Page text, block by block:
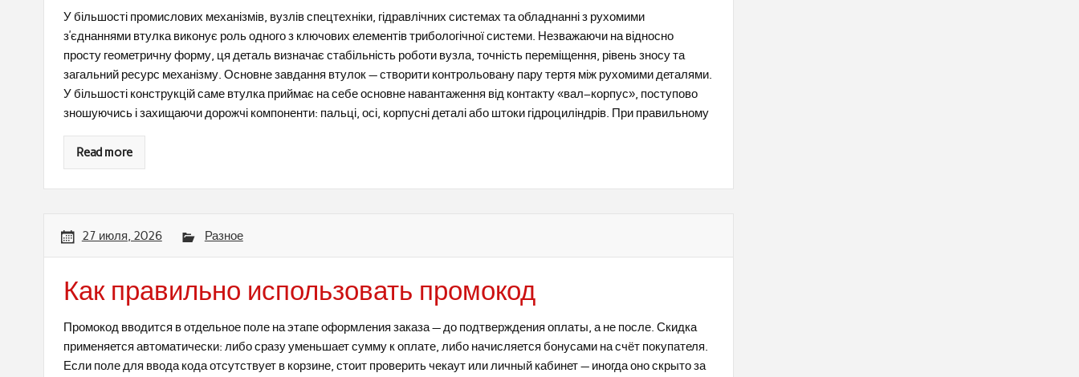
У більшості промислових механізмів, вузлів спецтехніки, гідравлічних системах та обладнанні з рухомими
з’єднаннями втулка виконує роль одного з ключових елементів трибологічної системи. Незважаючи на відносно
просту геометричну форму, ця деталь визначає стабільність роботи вузла, точність переміщення, рівень зносу та
загальний ресурс механізму. Основне завдання втулок — створити контрольовану пару тертя між рухомими деталями.
У більшості конструкцій саме втулка приймає на себе основне навантаження від контакту «вал–корпус», поступово
зношуючись і захищаючи дорожчі компоненти: пальці, осі, корпусні деталі або штоки гідроциліндрів. При правильному
Read more
27 июля, 2026 Разное
Как правильно использовать промокод
Промокод вводится в отдельное поле на этапе оформления заказа — до подтверждения оплаты, а не после. Скидка
применяется автоматически: либо сразу уменьшает сумму к оплате, либо начисляется бонусами на счёт покупателя.
Если поле для ввода кода отсутствует в корзине, стоит проверить чекаут или личный кабинет — иногда оно скрыто за